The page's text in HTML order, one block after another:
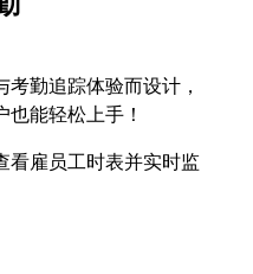
勤追踪体验而设计，
能轻松上手！
看雇员工时表并实时监